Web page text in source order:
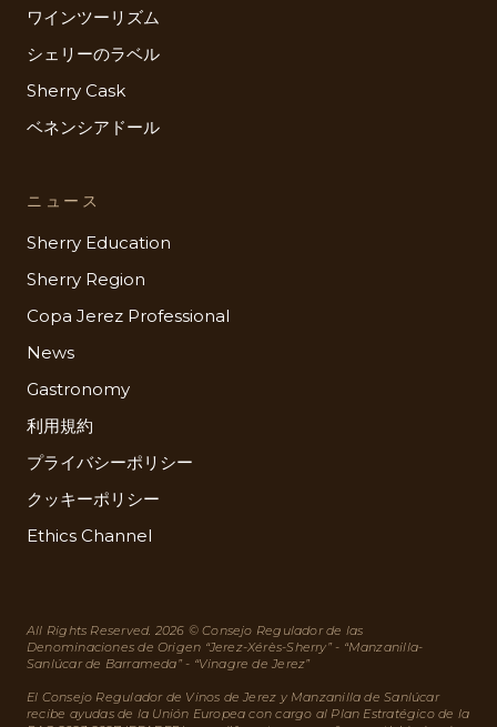
ワインツーリズム
シェリーのラベル
Sherry Cask
ベネンシアドール
ニュース
Sherry Education
Sherry Region
Copa Jerez Professional
News
Gastronomy
利用規約
プライバシーポリシー
クッキーポリシー
Ethics Channel
All Rights Reserved. 2026 © Consejo Regulador de las
Denominaciones de Origen “Jerez-Xérès-Sherry” - “Manzanilla-
Sanlúcar de Barrameda” - “Vinagre de Jerez”
El Consejo Regulador de Vinos de Jerez y Manzanilla de Sanlúcar
recibe ayudas de la Unión Europea con cargo al Plan Estratégico de la